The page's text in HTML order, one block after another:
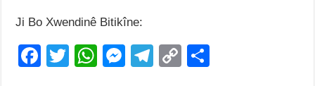
Ji Bo Xwendinê Bitikîne:
F
T
W
M
T
C